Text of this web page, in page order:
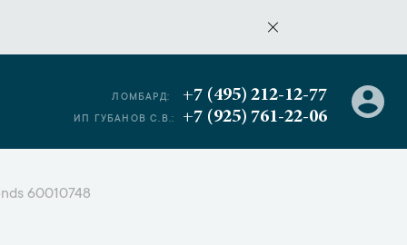
ЛОМБАРД: +7 (495) 212-12-77
ИП ГУБАНОВ С.В.: +7 (925) 761-22-06
60010748